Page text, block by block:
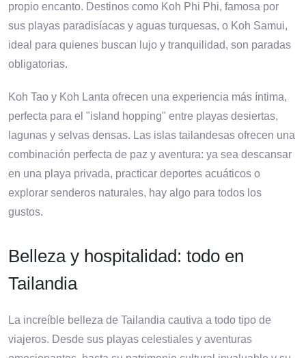
propio encanto. Destinos como Koh Phi Phi, famosa por
sus playas paradisíacas y aguas turquesas, o Koh Samui,
ideal para quienes buscan lujo y tranquilidad, son paradas
obligatorias.
Koh Tao y Koh Lanta ofrecen una experiencia más íntima,
perfecta para el "island hopping" entre playas desiertas,
lagunas y selvas densas. Las islas tailandesas ofrecen una
combinación perfecta de paz y aventura: ya sea descansar
en una playa privada, practicar deportes acuáticos o
explorar senderos naturales, hay algo para todos los
gustos.
Belleza y hospitalidad: todo en
Tailandia
La increíble belleza de Tailandia cautiva a todo tipo de
viajeros. Desde sus playas celestiales y aventuras